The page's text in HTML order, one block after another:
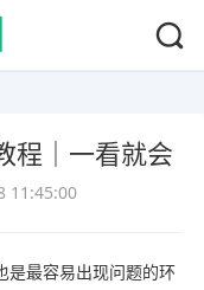
程｜一看就会
11:45:00
是最容易出现问题的环